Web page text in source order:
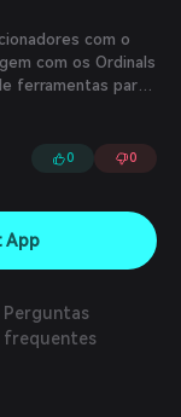
com o
com os Ordinals
ferramentas para
obras na
0 0
App
Perguntas
frequentes